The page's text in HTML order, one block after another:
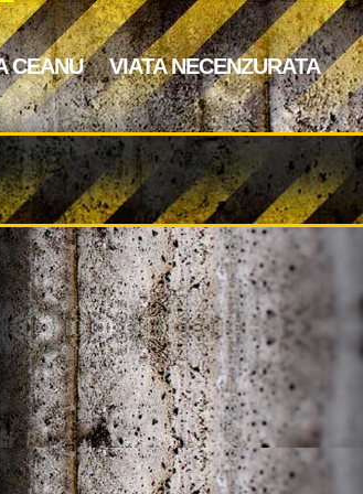
CEANU VIATA NECENZURATA